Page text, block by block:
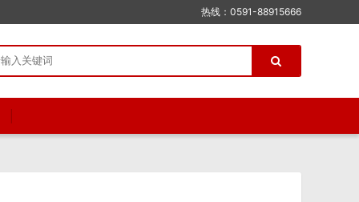
热线：0591-88915666